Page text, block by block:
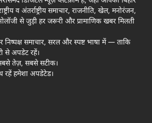
व अंतर्राष्ट्रीय समाचार, राजनीति, खेल, मनोरंजन,
से जुड़ी हर जरूरी और प्रामाणिक खबर मिलती
समाचार, सरल और स्पष्ट भाषा में — ताकि
से अपडेट रहें।
तेज़, सबसे सटीक।
हमेशा अपडेटेड।